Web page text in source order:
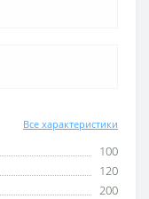
Все характеристики
100
120
200